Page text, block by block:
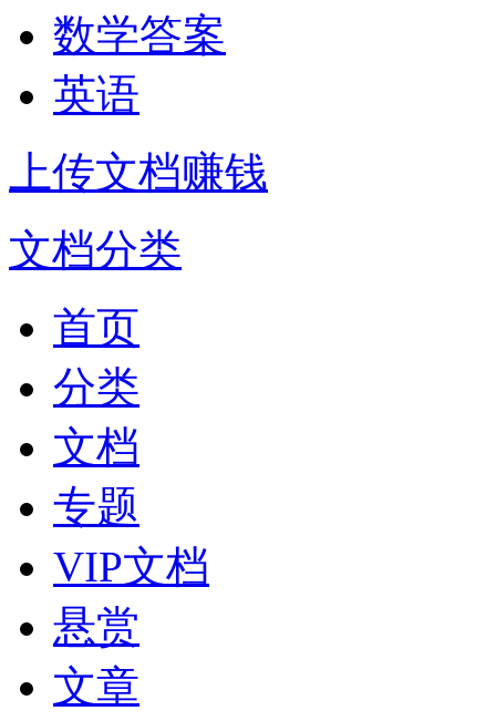
数学答案
英语
上传文档赚钱
文档分类
首页
分类
文档
专题
VIP文档
悬赏
文章